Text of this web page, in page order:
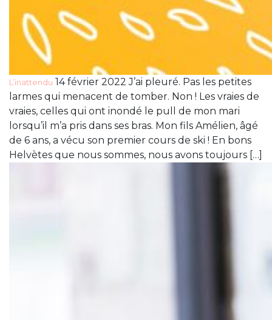
L’inattendu 14 février 2022 J’ai pleuré. Pas les petites
larmes qui menacent de tomber. Non ! Les vraies de
vraies, celles qui ont inondé le pull de mon mari
lorsqu’il m’a pris dans ses bras. Mon fils Amélien, âgé
de 6 ans, a vécu son premier cours de ski ! En bons
Helvètes que nous sommes, nous avons toujours […]